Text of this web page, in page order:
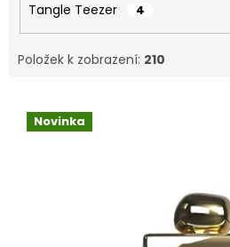
Tangle Teezer 4
Položek k zobrazení: 210
Novinka